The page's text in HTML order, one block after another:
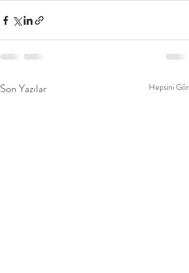
Son Yazılar Hepsini Gör